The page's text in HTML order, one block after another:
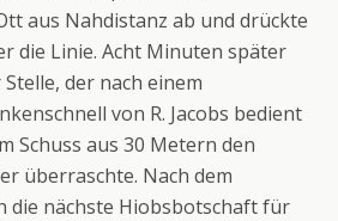
aus Nahdistanz ab und drückte
die Linie. Acht Minuten später
der nach einem
von R. Jacobs bedient
Schuss aus 30 Metern den
überraschte. Nach dem
die nächste Hiobsbotschaft für